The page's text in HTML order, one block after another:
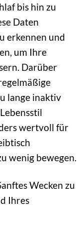
bis hin zu
Daten
erkennen und
um Ihre
Darüber
lange inaktiv
wertvoll für
wenig bewegen.
Wecken zu
Ihres